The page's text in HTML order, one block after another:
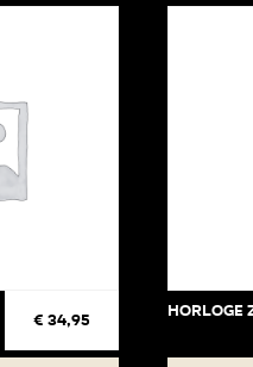
€ 34,95 Horloge